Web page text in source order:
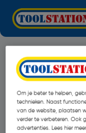
Om je beter te helpen,
technieken. Naast
van de website, plaatsen
verder te verbeteren. Ook
advertenties. Lees hier